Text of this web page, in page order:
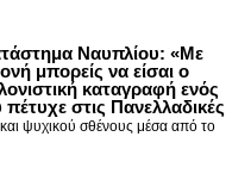
Ναυπλίου: «Με
μπορείς να είσαι ο
καταγραφή ενός
στις Πανελλαδικές
ψυχικού σθένους μέσα από το